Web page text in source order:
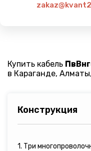
Купить кабель
в Караганде,
Конструкция
1. Три